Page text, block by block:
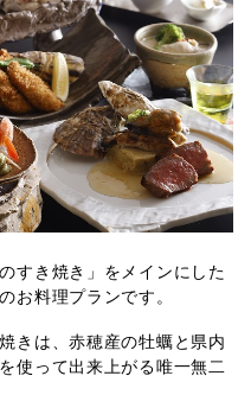
すき焼き」をメインにした
お料理プランです。
きは、赤穂産の牡蠣と県内
使って出来上がる唯一無二